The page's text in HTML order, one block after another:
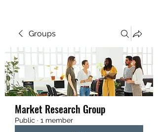
Groups
Market Research Group
Public · 1 member